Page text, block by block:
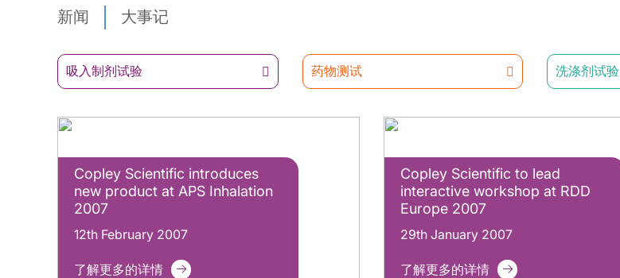
新闻 大事记
吸入制剂试验 药物测试 洗涤剂试验
Copley Scientific introduces
new product at APS Inhalation
2007
12th February 2007
了解更多的详情
Copley Scientific to lead
interactive workshop at RDD
Europe 2007
29th January 2007
了解更多的详情